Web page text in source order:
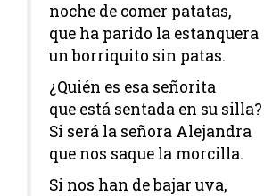
noche de comer patatas,
que ha parido la estanquera
un borriquito sin patas.
¿Quién es esa señorita
que está sentada en su silla?
Si será la señora Alejandra
que nos saque la morcilla.
Si nos han de bajar uva,